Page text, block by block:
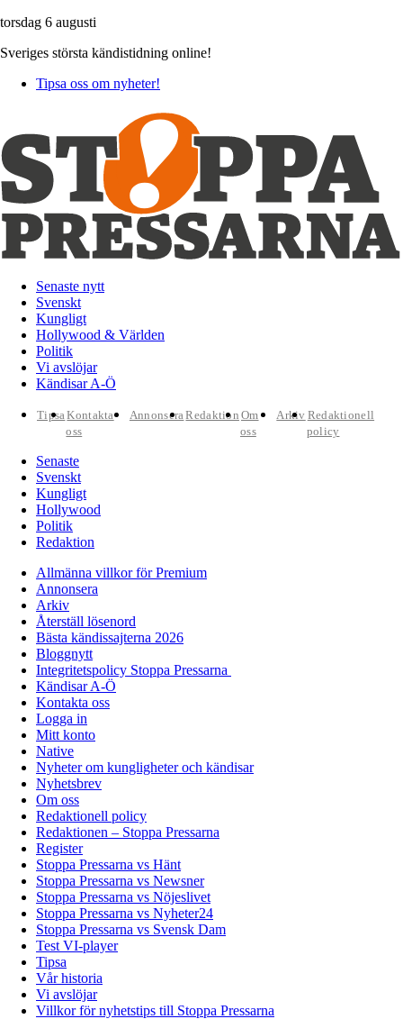
torsdag 6 augusti
Sveriges största kändistidning online!
Tipsa oss om nyheter!
Senaste nytt
Svenskt
Kungligt
Hollywood & Världen
Politik
Vi avslöjar
Kändisar A-Ö
TipsaKontakta
oss
AnnonseraRedaktion Om
oss
Arkiv Redaktionell
policy
Senaste
Svenskt
Kungligt
Hollywood
Politik
Redaktion
Allmänna villkor för Premium
Annonsera
Arkiv
Återställ lösenord
Bästa kändissajterna 2026
Bloggnytt
Integritetspolicy Stoppa Pressarna
Kändisar A-Ö
Kontakta oss
Logga in
Mitt konto
Native
Nyheter om kungligheter och kändisar
Nyhetsbrev
Om oss
Redaktionell policy
Redaktionen – Stoppa Pressarna
Register
Stoppa Pressarna vs Hänt
Stoppa Pressarna vs Newsner
Stoppa Pressarna vs Nöjeslivet
Stoppa Pressarna vs Nyheter24
Stoppa Pressarna vs Svensk Dam
Test VI-player
Tipsa
Vår historia
Vi avslöjar
Villkor för nyhetstips till Stoppa Pressarna